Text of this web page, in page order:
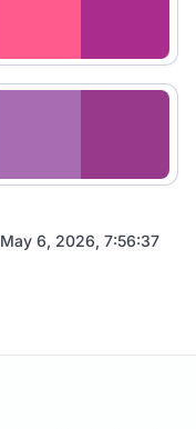
May 6, 2026, 7:56:37